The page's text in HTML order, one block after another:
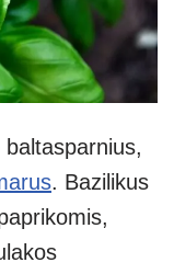
baltasparnius,
. Bazilikus